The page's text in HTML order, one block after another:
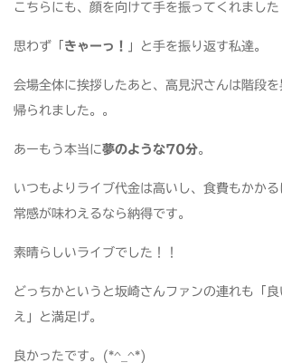
こちらにも、顔を向けて手を振ってくれました
思わず「 きゃーっ！ 」と手を振り返す私達。
会場全体に挨拶したあと、高見沢さんは階段
帰られました。。
あーもう本当に夢のような70分。
いつもよりライブ代金は高いし、食費もかかる
常感が味わえるなら納得です。
素晴らしいライブでした！！
どっちかというと坂崎さんファンの連れも「
え」と満足げ。
良かったです。(*^_^*)